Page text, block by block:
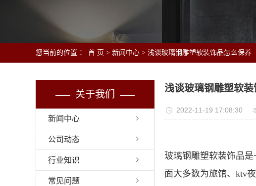
您当前的位置 ： 首 页 > 新闻中心 > 浅谈玻璃钢雕塑软装饰品怎么保养
关于我们
新闻中心
公司动态
行业知识
常见问题
浅谈玻璃钢雕塑软
2022-11-19 17:08:30
玻璃钢雕塑软装饰品
面大多数为旅馆、ktv